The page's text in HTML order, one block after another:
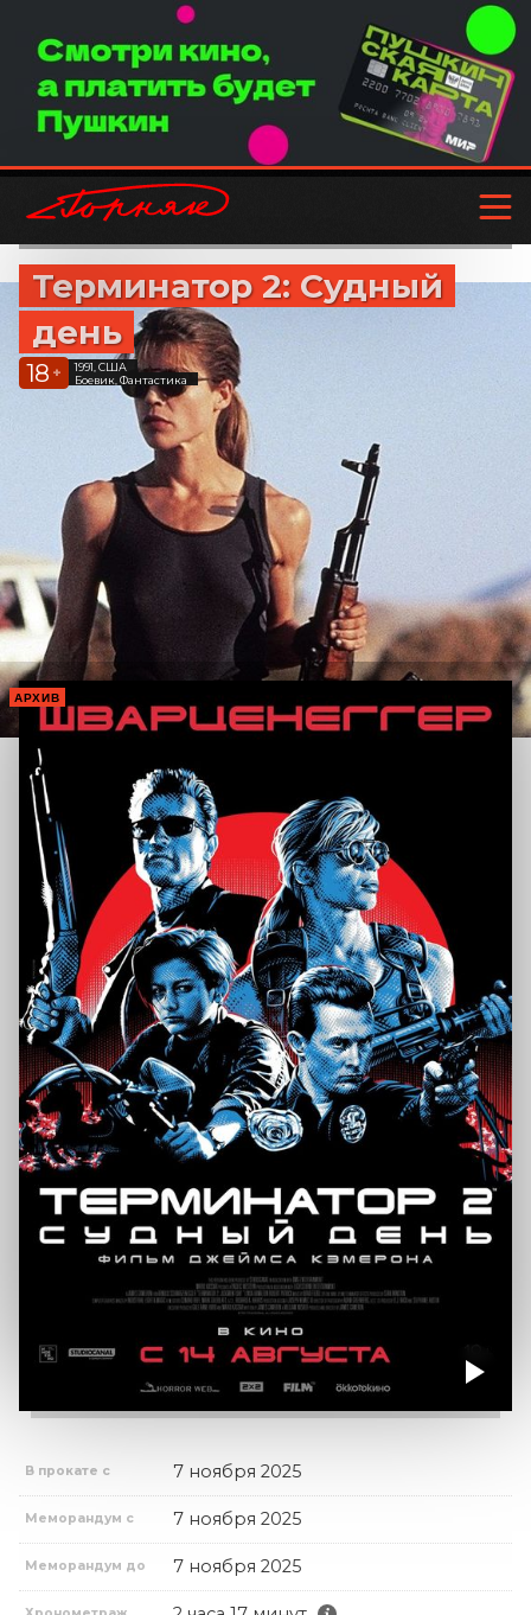
Терминатор 2: Судный
день
18 +
1991, США
Боевик, Фантастика
АРХИВ
В прокате с 7 ноября 2025
Меморандум с 7 ноября 2025
Меморандум до 7 ноября 2025